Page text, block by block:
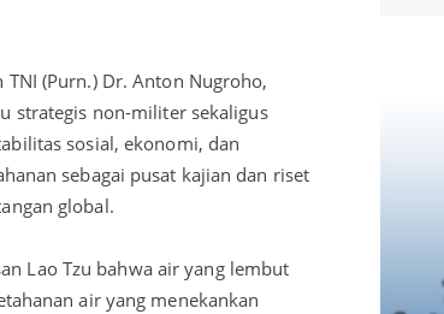
(Purn.) Dr. Anton Nugroho,
strategis non-militer sekaligus
sosial, ekonomi, dan
sebagai pusat kajian dan riset
global.
Lao Tzu bahwa air yang lembut
air yang menekankan